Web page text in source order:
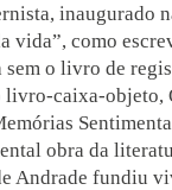
inaugurado
vida”, como
o livro de
caixa-objeto,
obra da
Andrade fundiu